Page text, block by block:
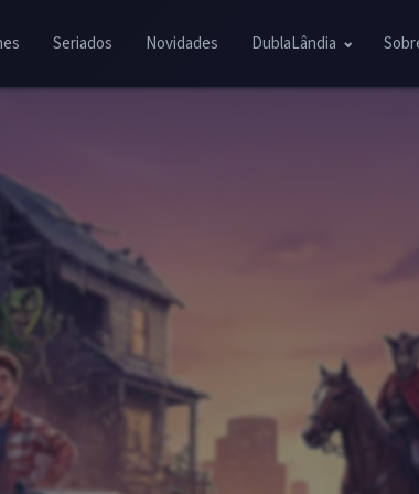
Seriados Novidades DublaLândia